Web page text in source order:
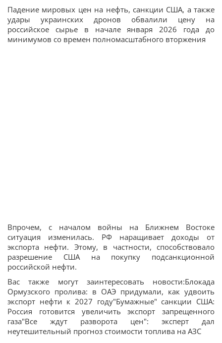
Падение мировых цен на нефть, санкции США, а также
удары украинских дронов обвалили цену на
российское сырье в начале января 2026 года до
минимумов со времен полномасштабного вторжения
Впрочем, с началом войны на Ближнем Востоке
ситуация изменилась. РФ наращивает доходы от
экспорта нефти. Этому, в частности, способствовало
разрешение США на покупку подсанкционной
российской нефти.
Вас также могут заинтересовать новости:Блокада
Ормузского пролива: в ОАЭ придумали, как удвоить
экспорт нефти к 2027 году"Бумажные" санкции США:
Россия готовится увеличить экспорт запрещенного
газа"Все ждут разворота цен": эксперт дал
неутешительный прогноз стоимости топлива на АЗС